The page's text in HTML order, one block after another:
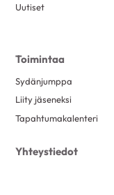
Uutiset
Toimintaa
Sydänjumppa
Liity jäseneksi
Tapahtumakalenteri
Yhteystiedot